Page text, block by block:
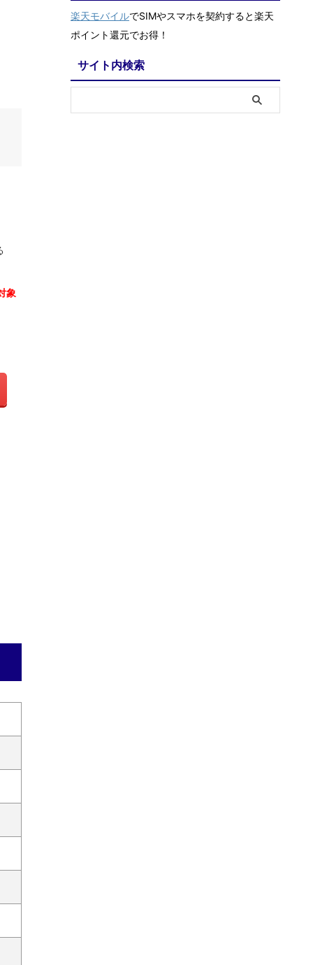
象
楽天モバイルでSIMやスマホを契約すると楽天
ポイント還元でお得！
サイト内検索